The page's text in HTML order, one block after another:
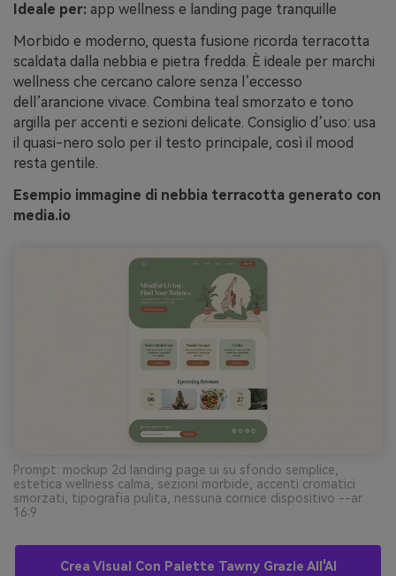
Ideale per: app wellness e landing page tranquille
Morbido e moderno, questa fusione ricorda terracotta
scaldata dalla nebbia e pietra fredda. È ideale per marchi
wellness che cercano calore senza l’eccesso
dell’arancione vivace. Combina teal smorzato e tono
argilla per accenti e sezioni delicate. Consiglio d’uso: usa
il quasi-nero solo per il testo principale, così il mood
resta gentile.
Esempio immagine di nebbia terracotta generato con
media.io
Prompt: mockup 2d landing page ui su sfondo semplice,
estetica wellness calma, sezioni morbide, accenti cromatici
smorzati, tipografia pulita, nessuna cornice dispositivo --ar
16:9
Crea Visual Con Palette Tawny Grazie All'AI